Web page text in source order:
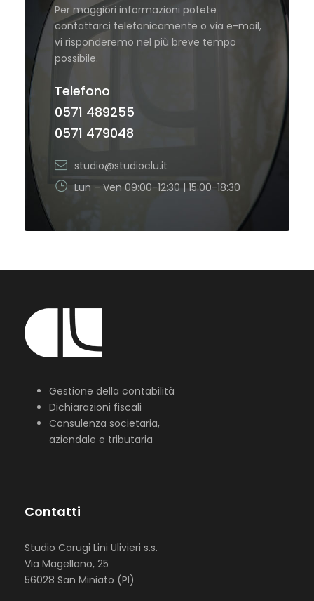
Per maggiori informazioni potete
contattarci telefonicamente o via e-mail,
vi risponderemo nel più breve tempo
possibile.
Telefono
0571 489255
0571 479048
studio@studioclu.it
Lun – Ven 09:00-12:30 | 15:00-18:30
Gestione della contabilità
Dichiarazioni fiscali
Consulenza societaria,
aziendale e tributaria
Contatti
Studio Carugi Lini Ulivieri s.s.
Via Magellano, 25
56028 San Miniato (PI)